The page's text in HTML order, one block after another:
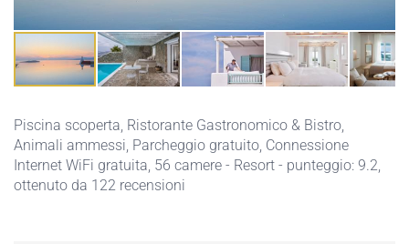
Piscina scoperta, Ristorante Gastronomico & Bistro,
Animali ammessi, Parcheggio gratuito, Connessione
Internet WiFi gratuita, 56 camere - Resort - punteggio: 9.2,
ottenuto da 122 recensioni